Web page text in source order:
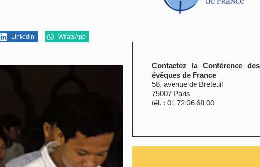
Linkedin WhatsApp
Contactez la Conférence des
évêques de France
58, avenue de Breteuil
75007 Paris
tél. : 01 72 36 68 00